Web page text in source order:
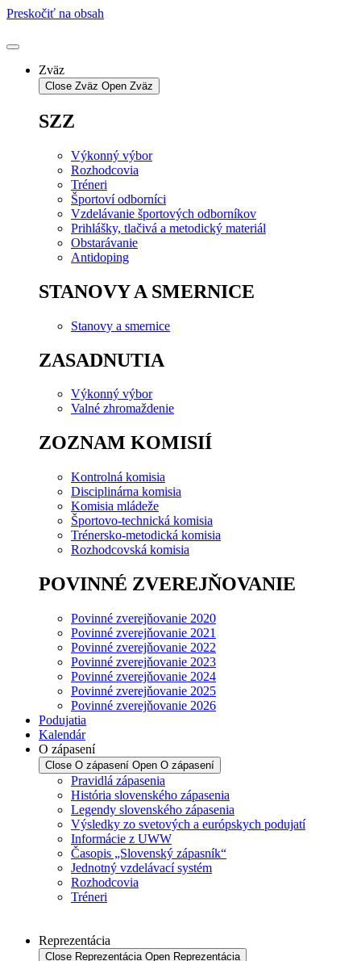
Preskočiť na obsah
Zväz
Close Zväz Open Zväz
SZZ
Výkonný výbor
Rozhodcovia
Tréneri
Športoví odborníci
Vzdelávanie športových odborníkov
Prihlášky, tlačivá a metodický materiál
Obstarávanie
Antidoping
STANOVY A SMERNICE
Stanovy a smernice
ZASADNUTIA
Výkonný výbor
Valné zhromaždenie
ZOZNAM KOMISIÍ
Kontrolná komisia
Disciplinárna komisia
Komisia mládeže
Športovo-technická komisia
Trénersko-metodická komisia
Rozhodcovská komisia
POVINNÉ ZVEREJŇOVANIE
Povinné zverejňovanie 2020
Povinné zverejňovanie 2021
Povinné zverejňovanie 2022
Povinné zverejňovanie 2023
Povinné zverejňovanie 2024
Povinné zverejňovanie 2025
Povinné zverejňovanie 2026
Podujatia
Kalendár
O zápasení
Close O zápasení Open O zápasení
Pravidlá zápasenia
História slovenského zápasenia
Legendy slovenského zápasenia
Výsledky zo svetových a európskych podujatí
Informácie z UWW
Časopis „Slovenský zápasník“
Jednotný vzdelávací systém
Rozhodcovia
Tréneri
Reprezentácia
Close Reprezentácia Open Reprezentácia